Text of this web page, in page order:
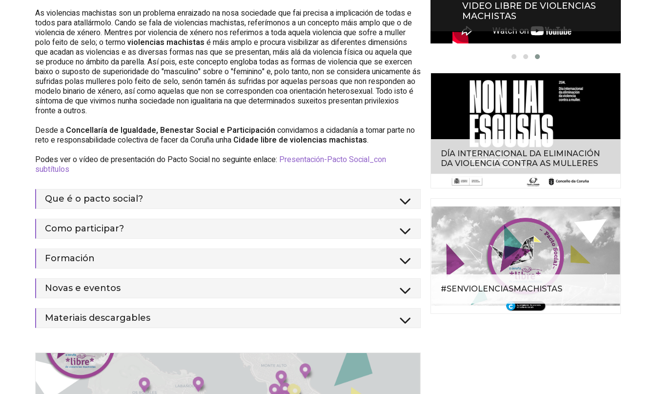
As violencias machistas son un problema enraizado na nosa sociedade que fai precisa a implicación de todas e
todos para atallármolo. Cando se fala de violencias machistas, referímonos a un concepto máis amplo que o de
violencia de xénero. Mentres por violencia de xénero nos referimos a toda aquela violencia que sofre a muller
polo feito de selo; o termoviolencias machistas é máis amplo e procura visibilizar as diferentes dimensións
que acadan as violencias e as diversas formas nas que se presentan, máis alá da violencia física ou aquela que
se produce no ámbito da parella. Así pois, este concepto engloba todas as formas de violencia que se exercen
baixo o suposto de superioridade do "masculino" sobre o "feminino" e, polo tanto, non se considera unicamente ás
sufridas polas mulleres polo feito de selo, senón tamén ás sufridas por aquelas persoas que non responden ao
modelo binario de xénero, así como aquelas que non se corresponden coa orientación heterosexual. Todo isto é
síntoma de que vivimos nunha sociedade non igualitaria na que determinados suxeitos presentan privilexios
fronte a outros.
Desde a Concellaría de Igualdade, Benestar Social e Participación convidamos a cidadanía a tomar parte no
reto e responsabilidade colectiva de facer da Coruña unha Cidade libre de violencias machistas.
Podes ver o vídeo de presentación do Pacto Social no seguinte enlace: Presentación-Pacto Social_con
subtítulos
Que é o pacto social?
Como participar?
Formación
Novas e eventos
Materiais descargables
MUROS PATRIARCAIS
PATRIARCAIS
VIDEO LIBRE DE VIOLENCIAS
MACHISTAS
DÍA INTERNACIONAL DA ELIMINACIÓN
DA VIOLENCIA CONTRA AS MULLERES
#SENVIOLENCIASMACHISTAS